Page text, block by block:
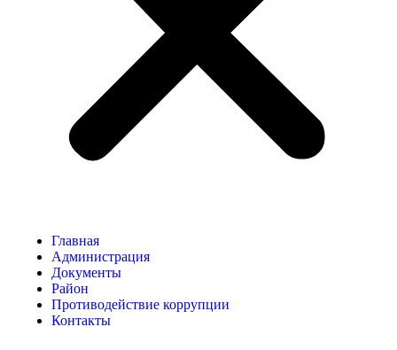
Главная
Администрация
Документы
Район
Противодействие коррупции
Контакты